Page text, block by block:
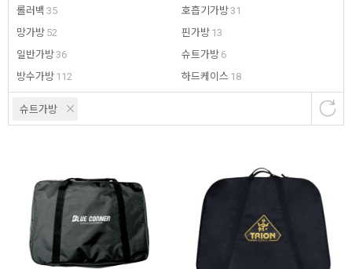
롤러백 35
망가방 52
일반가방36
방수가방 112
호흡기가방31
핀가방 13
슈트가방 6
하드케이스 18
슈트가방